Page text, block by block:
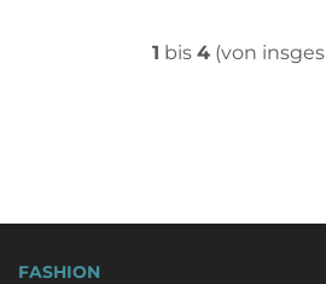
1 bis 4 (von
FASHION